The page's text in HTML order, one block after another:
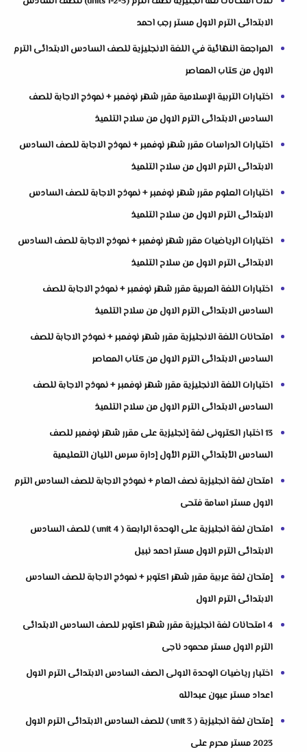
الابتدائى الترم الاول مستر رجب احمد
المراجعة النهائية في اللغة الانجليزية للصف السادس الابتدائى الترم
الاول من كتاب المعاصر
اختبارات التربية الإسلامية مقرر شهر نوفمبر + نموذج الاجابة للصف
السادس الابتدائى الترم الاول من سلاح التلميذ
اختبارات الدراسات مقرر شهر نوفمبر + نموذج الاجابة للصف السادس
الابتدائى الترم الاول من سلاح التلميذ
اختبارات العلوم مقرر شهر نوفمبر + نموذج الاجابة للصف السادس
الابتدائى الترم الاول من سلاح التلميذ
اختبارات الرياضيات مقرر شهر نوفمبر + نموذج الاجابة للصف السادس
الابتدائى الترم الاول من سلاح التلميذ
اختبارات اللغة العربية مقرر شهر نوفمبر + نموذج الاجابة للصف
السادس الابتدائى الترم الاول من سلاح التلميذ
امتحانات اللغة الانجليزية مقرر شهر نوفمبر + نموذج الاجابة للصف
السادس الابتدائى الترم الاول من كتاب المعاصر
اختبارات اللغة الانجليزية مقرر شهر نوفمبر + نموذج الاجابة للصف
السادس الابتدائى الترم الاول من سلاح التلميذ
13 اختبار الكترونى لغة إنجليزية على مقرر شهر نوفمبر للصف
السادس الأبتدائي الترم الأول إدارة سرس الليان التعليمية
امتحان لغة انجليزية نصف العام + نموذج الاجابة للصف السادس الترم
الاول مستر اسامة فتحى
امتحان لغة انجليزية على الوحدة الرابعة ( unit 4 ) للصف السادس
الابتدائى الترم الاول مستر احمد نبيل
إمتحان لغة عربية مقرر شهر اكتوبر + نموذج الاجابة للصف السادس
الابتدائى الترم الاول
4 امتحانات لغة انجليزية مقرر شهر اكتوبر للصف السادس الابتدائى
الترم الاول مستر محمود ناجى
اختبار رياضيات الوحدة الاولى الصف السادس الابتدائى الترم الاول
اعداد مستر عيون عبدالله
إمتحان لغة انجليزية ( unit 3 ) للصف السادس الابتدائى الترم الاول
2023 مستر محرم على